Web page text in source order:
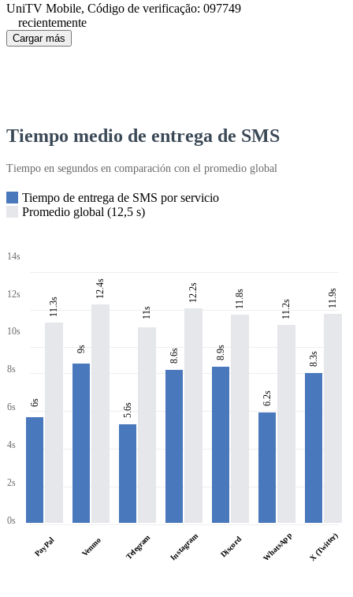
UniTV Mobile, Código de verificação: 097749
recientemente
Cargar más
Tiempo medio de entrega de SMS
Tiempo en segundos en comparación con el promedio global
Tiempo de entrega de SMS por servicio
Promedio global (12,5 s)
14s
12s
10s
8s
6s
4s
2s
0s
6s
11.3s
PayPal
9s
12.4s
Venmo
5.6s
11s
Telegram
8.6s
12.2s
Instagram
8.9s
11.8s
Discord
6.2s
11.2s
WhatsApp
8.3s
11.9s
X (Twitter)